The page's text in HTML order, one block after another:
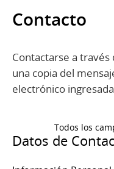
Contacto
Contactarse a
una copia del
electrónico
Todos los
Datos de